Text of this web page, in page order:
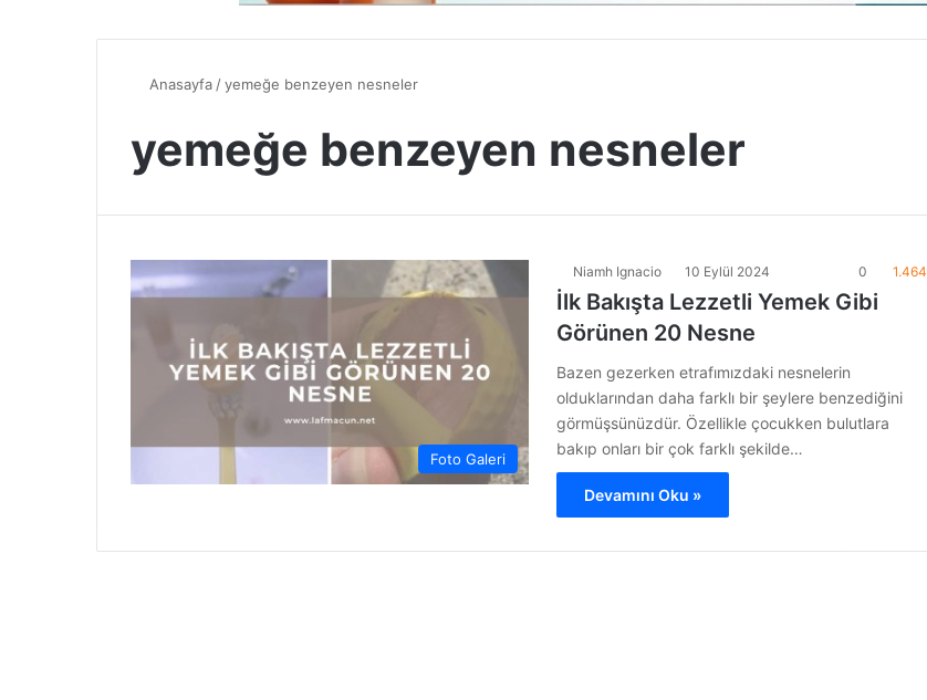
Anasayfa/yemeğe benzeyen nesneler
yemeğe benzeyen nesneler
Foto Galeri
Niamh Ignacio 10 Eylül 2024 0 1.464
İlk Bakışta Lezzetli Yemek Gibi
Görünen 20 Nesne
Bazen gezerken etrafımızdaki nesnelerin
olduklarından daha farklı bir şeylere benzediğini
görmüşsünüzdür. Özellikle çocukken bulutlara
bakıp onları bir çok farklı şekilde…
Devamını Oku »